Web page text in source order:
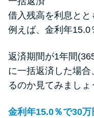
借入残高を利息と
例えば、金利年15.0
返済期間が1年間
に一括返済した場
るのか見てみましょ
金利年15.0％で30